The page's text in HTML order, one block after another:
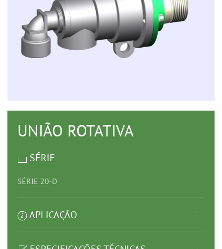
UNIÃO ROTATIVA
SÉRIE
SÉRIE 20-D
APLICAÇÃO